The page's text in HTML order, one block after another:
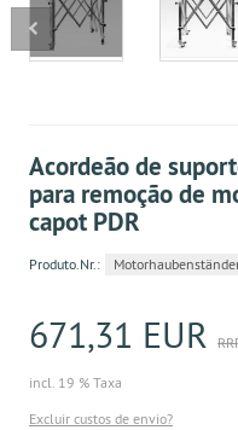
Acordeão de
para remoção de
capot PDR
Produto.Nr.:
671,31 EUR
incl. 19 % Taxa
Excluir custos de envio?